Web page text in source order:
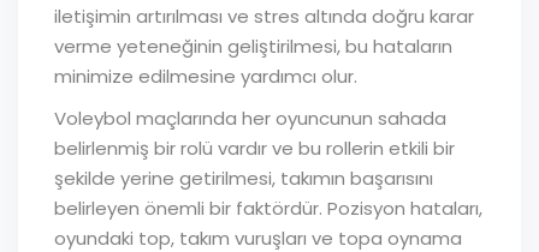
iletişimin artırılması ve stres altında doğru karar
verme yeteneğinin geliştirilmesi, bu hataların
minimize edilmesine yardımcı olur.
Voleybol maçlarında her oyuncunun sahada
belirlenmiş bir rolü vardır ve bu rollerin etkili bir
şekilde yerine getirilmesi, takımın başarısını
belirleyen önemli bir faktördür. Pozisyon hataları,
oyundaki top, takım vuruşları ve topa oynama